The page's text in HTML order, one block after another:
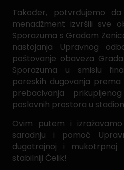
Također, potvrđujemo
menadžment izvršili sve
Sporazuma s Gradom
nastojanja Upravnog
poštovanje obaveza
Sporazuma u smislu
poreskih dugovanja prema
prebacivanja
poslovnih prostora u
Ovim putem i
saradnju i pomoć
dugotrajnoj i
stabilniji Čelik!